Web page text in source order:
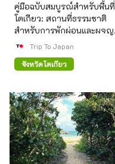
คู่มือฉบับสมบูรณ์สำหรับพื้นที่
โตเกียว: สถานที่ธรรมชาติ
สำหรับการพักผ่อนและผจญ
ภัย
Trip To Japan
จังหวัดโตเกียว